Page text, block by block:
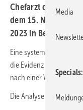
Chefarzt der
dem 15.
2023 in Berlin.
Eine systematische
die Evidenz für
nach einer
Die Analyse ergab
Media
Specials